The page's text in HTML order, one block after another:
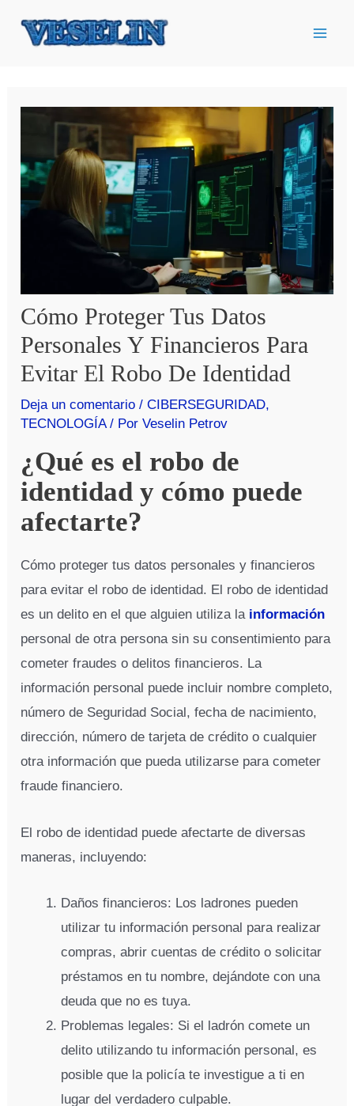
Cómo Proteger Tus Datos
Personales Y Financieros Para
Evitar El Robo De Identidad
Deja un comentario /CIBERSEGURIDAD,
TECNOLOGÍA/ PorVeselin Petrov
¿Qué es el robo de
identidad y cómo puede
afectarte?
Cómo proteger tus datos personales y financieros
para evitar el robo de identidad. El robo de identidad
es un delito en el que alguien utiliza la información
personal de otra persona sin su consentimiento para
cometer fraudes o delitos financieros. La
información personal puede incluir nombre completo,
número de Seguridad Social, fecha de nacimiento,
dirección, número de tarjeta de crédito o cualquier
otra información que pueda utilizarse para cometer
fraude financiero.
El robo de identidad puede afectarte de diversas
maneras, incluyendo:
Daños financieros: Los ladrones pueden
utilizar tu información personal para realizar
compras, abrir cuentas de crédito o solicitar
préstamos en tu nombre, dejándote con una
deuda que no es tuya.
Problemas legales: Si el ladrón comete un
delito utilizando tu información personal, es
posible que la policía te investigue a ti en
lugar del verdadero culpable.